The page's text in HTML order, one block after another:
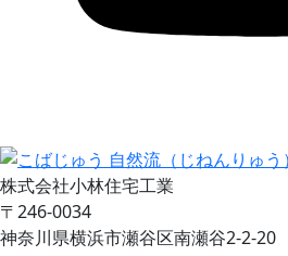
株式会社小林住宅工業
〒246-0034
神奈川県横浜市瀬谷区南瀬谷2-2-20